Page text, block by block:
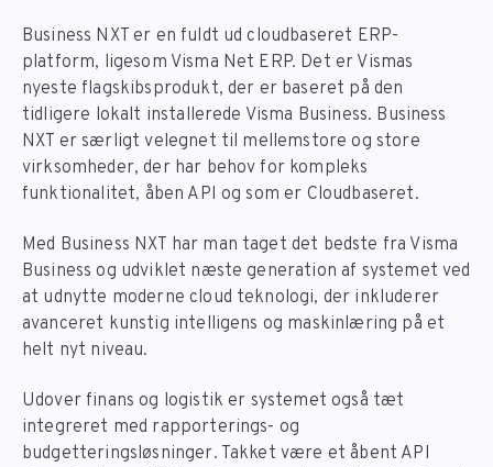
Business NXT er en fuldt ud cloudbaseret ERP-
platform, ligesom Visma Net ERP. Det er Vismas
nyeste flagskibsprodukt, der er baseret på den
tidligere lokalt installerede Visma Business. Business
NXT er særligt velegnet til mellemstore og store
virksomheder, der har behov for kompleks
funktionalitet, åben API og som er Cloudbaseret.
Med Business NXT har man taget det bedste fra Visma
Business og udviklet næste generation af systemet ved
at udnytte moderne cloud teknologi, der inkluderer
avanceret kunstig intelligens og maskinlæring på et
helt nyt niveau.
Udover finans og logistik er systemet også tæt
integreret med rapporterings- og
budgetteringsløsninger. Takket være et åbent API